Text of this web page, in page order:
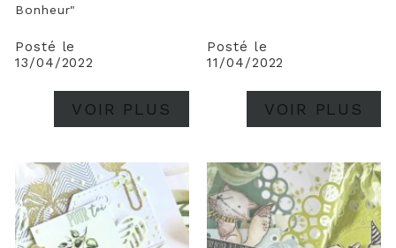
Bonheur"
Posté le
13/04/2022
VOIR PLUS
Posté le
11/04/2022
VOIR PLUS